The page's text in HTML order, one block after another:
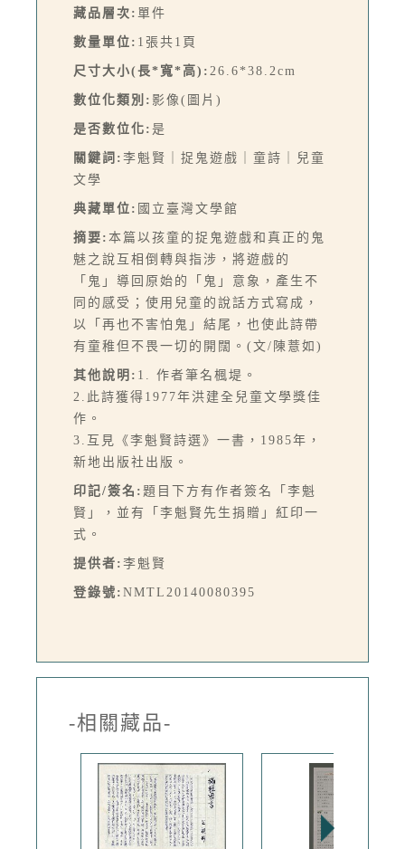
藏品層次: 單件
數量單位: 1張共1頁
尺寸大小(長*寬*高): 26.6*38.2cm
數位化類別: 影像(圖片)
是否數位化: 是
關鍵詞: 李魁賢｜捉鬼遊戲｜童詩｜兒童
文學
典藏單位: 國立臺灣文學館
摘要: 本篇以孩童的捉鬼遊戲和真正的鬼
魅之說互相倒轉與指涉，將遊戲的
「鬼」導回原始的「鬼」意象，產生不
同的感受；使用兒童的說話方式寫成，
以「再也不害怕鬼」結尾，也使此詩帶
有童稚但不畏一切的開闊。(文/陳薏如)
其他說明: 1. 作者筆名楓堤。
2.此詩獲得1977年洪建全兒童文學獎佳
作。
3.互見《李魁賢詩選》一書，1985年，
新地出版社出版。
印記/簽名: 題目下方有作者簽名「李魁
賢」，並有「李魁賢先生捐贈」紅印一
式。
提供者: 李魁賢
登錄號: NMTL20140080395
-相關藏品-